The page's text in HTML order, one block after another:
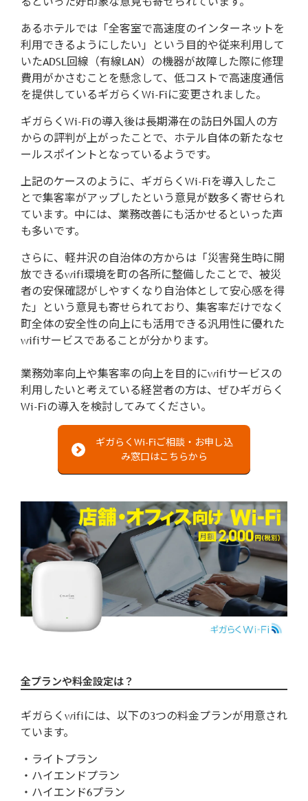
あるホテルでは「全客室で高速度のインターネットを
利用できるようにしたい」という目的や従来利用して
いたADSL回線（有線LAN）の機器が故障した際に修理
費用がかさむことを懸念して、低コストで高速度通信
を提供しているギガらくWi-Fiに変更されました。
ギガらくWi-Fiの導入後は長期滞在の訪日外国人の方
からの評判が上がったことで、ホテル自体の新たなセ
ールスポイントとなっているようです。
上記のケースのように、ギガらくWi-Fiを導入したこ
とで集客率がアップしたという意見が数多く寄せられ
ています。中には、業務改善にも活かせるといった声
も多いです。
さらに、軽井沢の自治体の方からは「災害発生時に開
放できるwifi環境を町の各所に整備したことで、被災
者の安保確認がしやすくなり自治体として安心感を得
た」という意見も寄せられており、集客率だけでなく
町全体の安全性の向上にも活用できる汎用性に優れた
wifiサービスであることが分かります。
業務効率向上や集客率の向上を目的にwifiサービスの
利用したいと考えている経営者の方は、ぜひギガらく
Wi-Fiの導入を検討してみてください。
ギガらくWi-Fiご相談・お申し込
み窓口はこちらから
全プランや料金設定は？
ギガらくwifiには、以下の3つの料金プランが用意され
ています。
・ライトプラン
・ハイエンドプラン
・ハイエンド6プラン